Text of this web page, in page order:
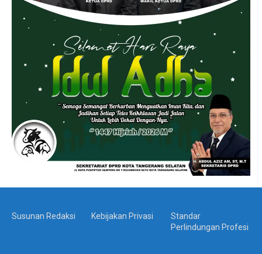
Susunan Redaksi Kebijakan Privasi
Standar
Perlindungan Profesi